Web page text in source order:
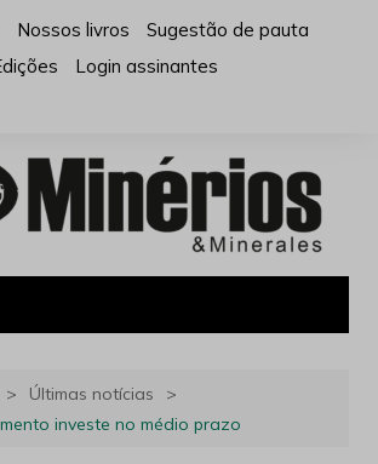
Nossos livros
Sugestão de pauta
Login assinantes
Últimas notícias
investe no médio prazo